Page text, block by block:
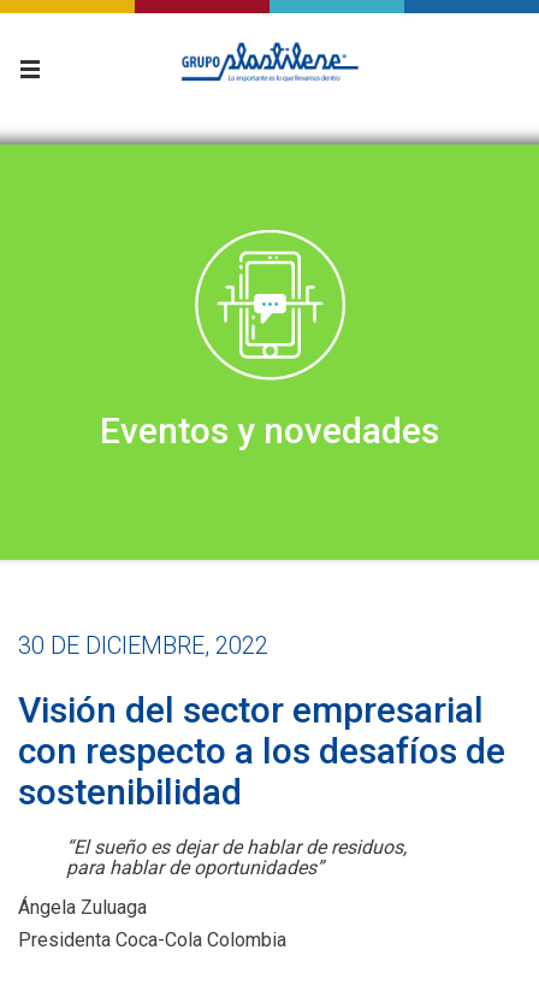
Eventos y novedades
30 DE DICIEMBRE, 2022
Visión del sector empresarial
con respecto a los desafíos de
sostenibilidad
“El sueño es dejar de hablar de residuos,
para hablar de oportunidades”
Ángela Zuluaga
Presidenta Coca-Cola Colombia